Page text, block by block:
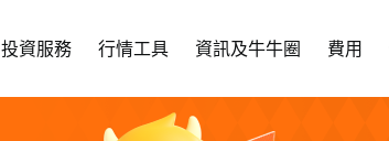
投資服務 行情工具 資訊及牛牛圈 費用